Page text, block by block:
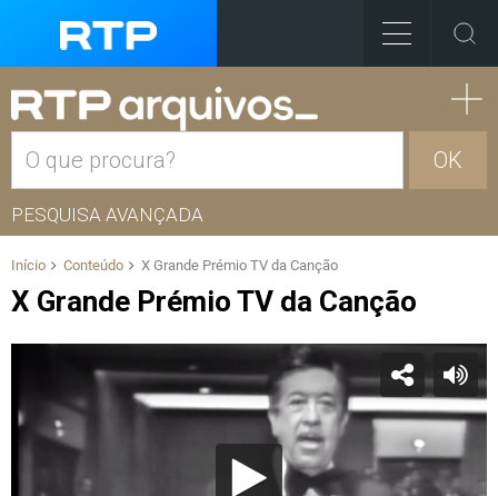
OK
PESQUISA AVANÇADA
Início Conteúdo X Grande Prémio TV da Canção
X Grande Prémio TV da Canção